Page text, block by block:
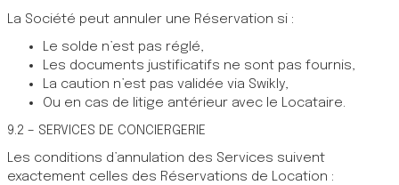
La Société peut annuler une Réservation si :
Le solde n’est pas réglé,
Les documents justificatifs ne sont pas fournis,
La caution n’est pas validée via Swikly,
Ou en cas de litige antérieur avec le Locataire.
9.2 – SERVICES DE CONCIERGERIE
Les conditions d’annulation des Services suivent
exactement celles des Réservations de Location :